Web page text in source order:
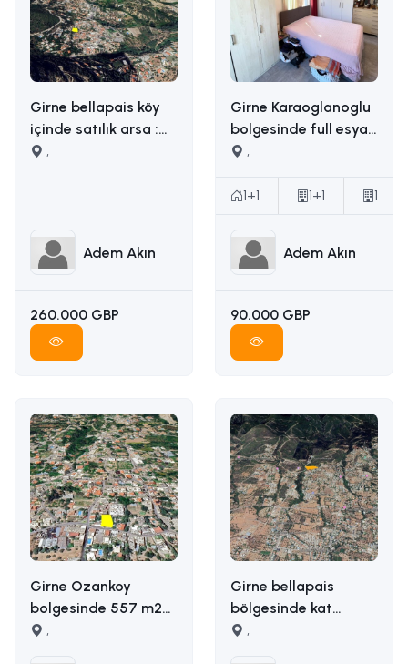
Girne bellapais köy
içinde satılık arsa :
İLETİŞİM: ADEM AKIN
,
Adem Akın
260.000 GBP
Girne Karaoglanoglu
bolgesinde full esyali
satilik 1+1 daire
05338314949
,
1+1 1+1 1
Adem Akın
90.000 GBP
Girne Ozankoy
bolgesinde 557 m2
satilik arsa İLETİŞİM
,
Girne bellapais
bölgesinde kat
karşılığı arazi
,